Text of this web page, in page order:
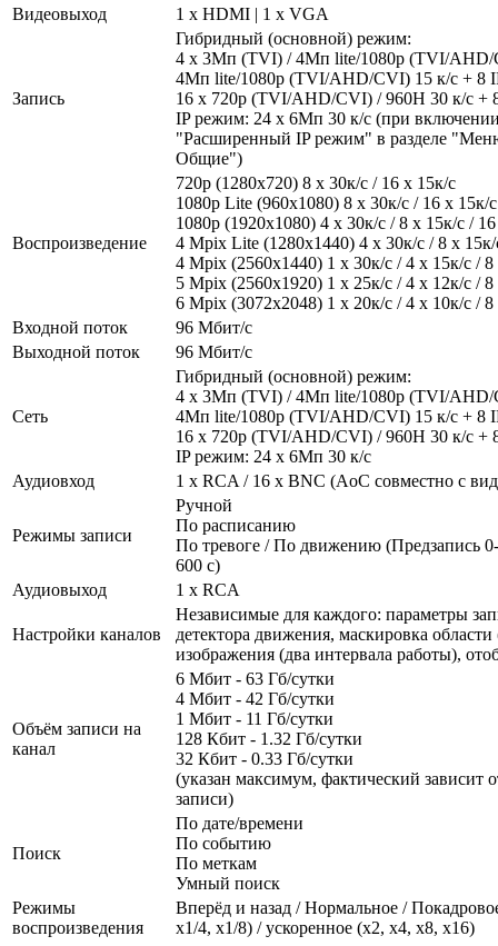
Видеовыход
1 x HDMI | 1 x VGA
Запись
Гибридный (основной) режим:
4 x 3Мп (TVI) / 4Мп lite/1080р (TVI/AHD/
4Мп lite/1080р (TVI/AHD/CVI) 15 к/с + 8
16 х 720р (TVI/AHD/CVI) / 960H 30 к/с +
IP режим: 24 х 6Мп 30 к/с (при
"Расширенный IP режим" в разделе
Общие")
Воспроизведение
720p (1280х720) 8 x 30к/с / 16 x 15к/с
1080p Lite (960х1080) 8 x 30к/с / 16 x 15к/с
1080р (1920x1080) 4 x 30к/с / 8 x 15к/с /
4 Mpix Lite (1280x1440) 4 x 30к/с / 8 x 15к/
4 Mpix (2560x1440) 1 x 30к/с / 4 x 15к/с / 8
5 Mpix (2560x1920) 1 x 25к/с / 4 x 12к/с /
6 Mpix (3072x2048) 1 x 20к/с / 4 x 10к/с / 8
Входной поток
96 Мбит/с
Выходной поток
96 Мбит/с
Сеть
Гибридный (основной) режим:
4 x 3Мп (TVI) / 4Мп lite/1080р (TVI/AHD/
4Мп lite/1080р (TVI/AHD/CVI) 15 к/с + 8
16 х 720р (TVI/AHD/CVI) / 960H 30 к/с +
IP режим: 24 х 6Мп 30 к/с
Аудиовход
1 x RCA / 16 x BNC (AoC совместно с
Режимы записи
Ручной
По расписанию
По тревоге / По движению (Предзапись
600 с)
Аудиовыход
1 x RCA
Настройки каналов
Независимые для каждого: параметры
детектора движения, маскировка
изображения (два интервала работы),
Объём записи на
канал
6 Мбит - 63 Гб/сутки
4 Мбит - 42 Гб/сутки
1 Мбит - 11 Гб/сутки
128 Кбит - 1.32 Гб/сутки
32 Кбит - 0.33 Гб/сутки
(указан максимум, фактический зависит
записи)
Поиск
По дате/времени
По событию
По меткам
Умный поиск
Режимы
воспроизведения
Вперёд и назад / Нормальное /
х1/4, х1/8) / ускоренное (х2, х4, х8, х16)